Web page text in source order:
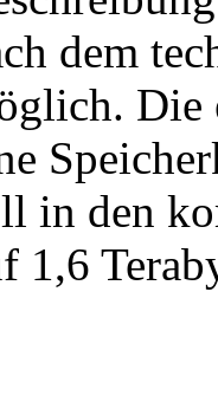
dem
Die
in den
1,6